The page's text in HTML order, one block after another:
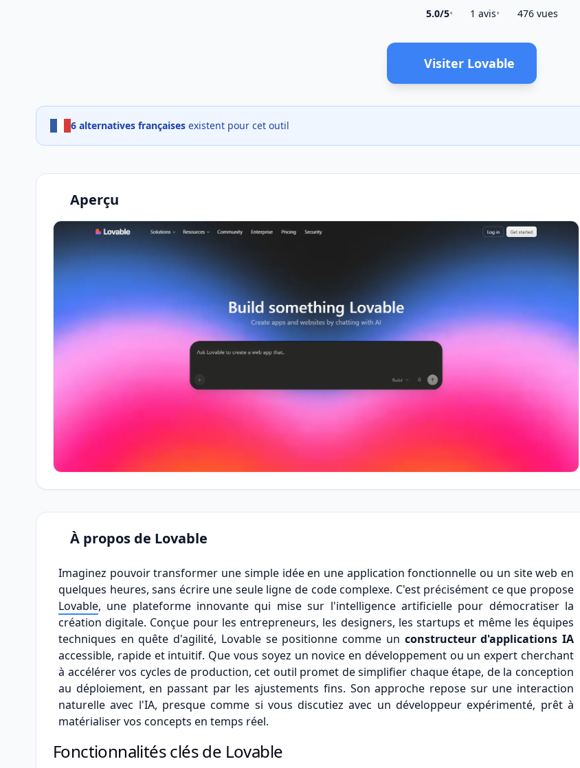
5.0/5• 1 avis• 476 vues
Visiter Lovable
6 alternatives françaises existent pour cet outil
Aperçu
À propos de Lovable
Imaginez pouvoir transformer une simple idée en une application fonctionnelle ou un site web en
quelques heures, sans écrire une seule ligne de code complexe. C'est précisément ce que propose
Lovable, une plateforme innovante qui mise sur l'intelligence artificielle pour démocratiser la
création digitale. Conçue pour les entrepreneurs, les designers, les startups et même les équipes
techniques en quête d'agilité, Lovable se positionne comme un constructeur d'applications IA
accessible, rapide et intuitif. Que vous soyez un novice en développement ou un expert cherchant
à accélérer vos cycles de production, cet outil promet de simplifier chaque étape, de la conception
au déploiement, en passant par les ajustements fins. Son approche repose sur une interaction
naturelle avec l'IA, presque comme si vous discutiez avec un développeur expérimenté, prêt à
matérialiser vos concepts en temps réel.
Fonctionnalités clés de Lovable